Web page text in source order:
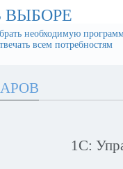
необходимую
всем потребностям
1С: